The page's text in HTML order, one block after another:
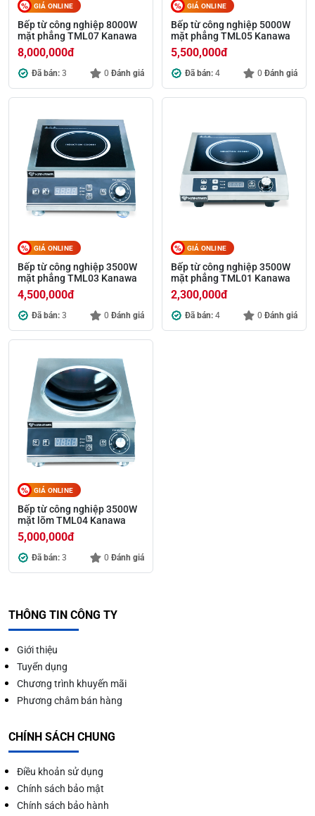
GIÁ ONLINE
Bếp từ công nghiệp 8000W
mặt phẳng TML07 Kanawa
8,000,000đ
Đã bán: 3 0 Đánh giá
GIÁ ONLINE
Bếp từ công nghiệp 5000W
mặt phẳng TML05 Kanawa
5,500,000đ
Đã bán: 4 0 Đánh giá
GIÁ ONLINE
Bếp từ công nghiệp 3500W
mặt phẳng TML03 Kanawa
4,500,000đ
Đã bán: 3 0 Đánh giá
GIÁ ONLINE
Bếp từ công nghiệp 3500W
mặt phẳng TML01 Kanawa
2,300,000đ
Đã bán: 4 0 Đánh giá
GIÁ ONLINE
Bếp từ công nghiệp 3500W
mặt lõm TML04 Kanawa
5,000,000đ
Đã bán: 3 0 Đánh giá
THÔNG TIN CÔNG TY
Giới thiệu
Tuyển dụng
Chương trình khuyến mãi
Phương châm bán hàng
CHÍNH SÁCH CHUNG
Điều khoản sử dụng
Chính sách bảo mật
Chính sách bảo hành